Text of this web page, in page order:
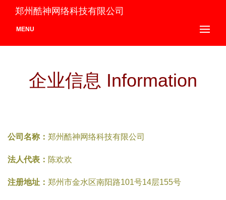
郑州酷神网络科技有限公司
MENU
企业信息 Information
公司名称： 郑州酷神网络科技有限公司
法人代表： 陈欢欢
注册地址： 郑州市金水区南阳路101号14层155号